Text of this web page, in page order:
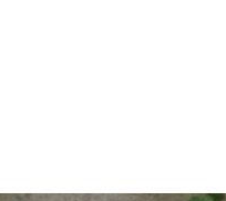
对外经